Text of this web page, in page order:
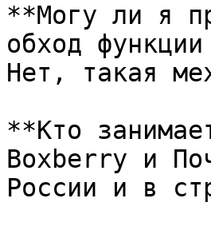
**Могу ли я
обход
Нет, такая
**Кто
Boxberry и
России и в